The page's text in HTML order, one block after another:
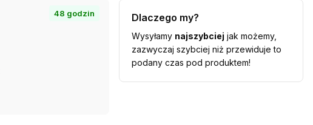
48 godzin Dlaczego my?
Wysyłamy najszybciej jak możemy,
zazwyczaj szybciej niż przewiduje to
podany czas pod produktem!